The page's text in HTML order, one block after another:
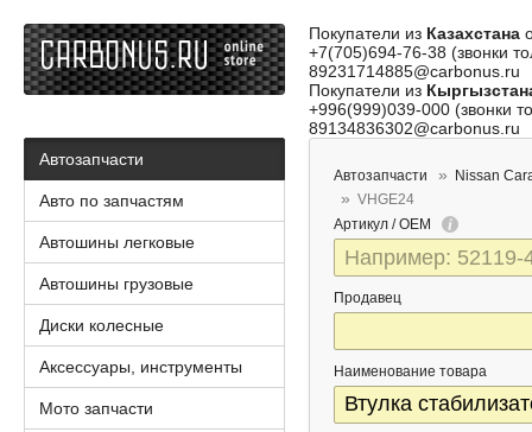
Покупатели из Казахстана
+7(705)694-76-38 (звонки
89231714885@carbonus.ru
Покупатели из
+996(999)039-000 (звонки
89134836302@carbonus.ru
Автозапчасти
Nissan
VHGE24
Артикул / OEM
Продавец
Наименование товара
Автозапчасти
Авто по запчастям
Автошины легковые
Автошины грузовые
Диски колесные
Аксессуары, инструменты
Мото запчасти